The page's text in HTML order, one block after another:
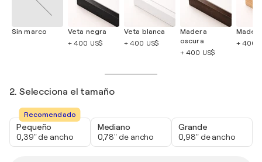
Sin marco
Veta negra
+ 400 US$
Veta blanca
+ 400 US$
Madera
oscura
+ 400 US$
+ 400
2. Selecciona el tamaño
Recomendado
Pequeño
0,39" de ancho
Mediano
0,78" de ancho
Grande
0,98" de ancho